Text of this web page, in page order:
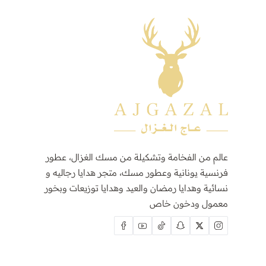
عالم من الفخامة وتشكيلة من مسك الغزال، عطور
فرنسية يونانية وعطور مسك، متجر هدايا رجاليه و
نسائية وهدايا رمضان والعيد وهدايا توزيعات وبخور
معمول ودخون خاص